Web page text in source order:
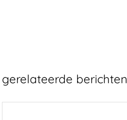
gerelateerde berichten